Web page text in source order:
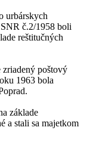
urbárskych
č.2/1958 boli
reštitučných
zriadený poštový
1963 bola
základe
a stali sa majetkom